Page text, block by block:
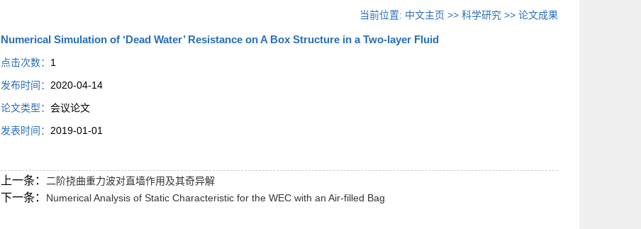
当前位置: 中文主页 >>科学研究 >>论文成果
Numerical Simulation of ‘Dead Water’ Resistance on A Box Structure in a Two-layer Fluid
点击次数： 1
发布时间： 2020-04-14
论文类型： 会议论文
发表时间： 2019-01-01
上一条： 二阶挠曲重力波对直墙作用及其奇异解
下一条： Numerical Analysis of Static Characteristic for the WEC with an Air-filled Bag